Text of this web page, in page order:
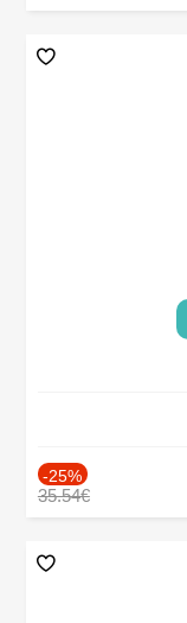
-25%
35.54€